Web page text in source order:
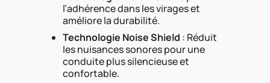
l’adhérence dans les virages et
améliore la durabilité.
Technologie Noise Shield : Réduit
les nuisances sonores pour une
conduite plus silencieuse et
confortable.